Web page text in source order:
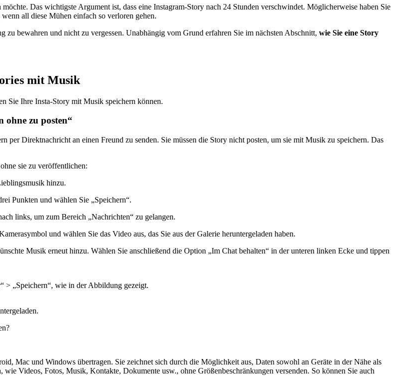
Das wichtigste Argument ist, dass eine Instagram-Story nach 24 Stunden verschwindet. Möglicherweise haben Sie
all diese Mühen einfach so verloren gehen.
bewahren und nicht zu vergessen. Unabhängig vom Grund erfahren Sie im nächsten Abschnitt, wie Sie eine Story
mit Musik
Sie Ihre Insta-Story mit Musik speichern können.
ohne zu posten“
per Direktnachricht an einen Freund zu senden. Sie müssen die Story nicht posten, um sie mit Musik zu speichern. Das
sie zu veröffentlichen:
hinzu.
Punkten und wählen Sie „Speichern“.
links, um zum Bereich „Nachrichten“ zu gelangen.
und wählen Sie das Video aus, das Sie aus der Galerie heruntergeladen haben.
Musik erneut hinzu. Wählen Sie anschließend die Option „Im Chat behalten“ in der unteren linken Ecke und tippen
> „Speichern“, wie in der Abbildung gezeigt.
Mac und Windows übertragen. Sie zeichnet sich durch die Möglichkeit aus, Daten sowohl an Geräte in der Nähe als
Videos, Fotos, Musik, Kontakte, Dokumente usw., ohne Größenbeschränkungen versenden. So können Sie auch